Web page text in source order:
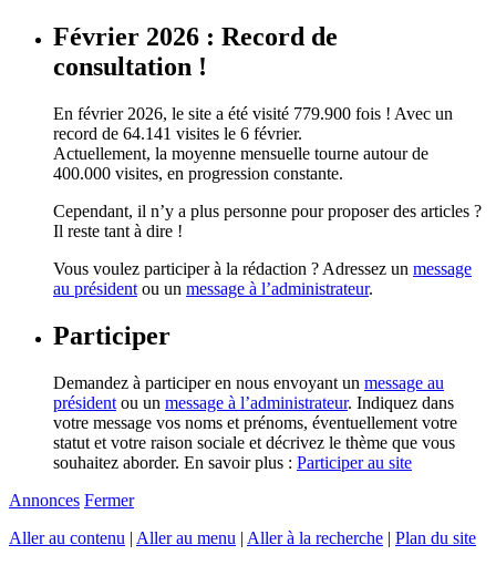
Février 2026 : Record de
consultation !
En février 2026, le site a été visité 779.900 fois ! Avec un
record de 64.141 visites le 6 février.
Actuellement, la moyenne mensuelle tourne autour de
400.000 visites, en progression constante.
Cependant, il n’y a plus personne pour proposer des articles ?
Il reste tant à dire !
Vous voulez participer à la rédaction ? Adressez un message
au président ou un message à l’administrateur.
Participer
Demandez à participer en nous envoyant un message au
président ou un message à l’administrateur. Indiquez dans
votre message vos noms et prénoms, éventuellement votre
statut et votre raison sociale et décrivez le thème que vous
souhaitez aborder. En savoir plus : Participer au site
Annonces Fermer
Aller au contenu | Aller au menu | Aller à la recherche | Plan du site